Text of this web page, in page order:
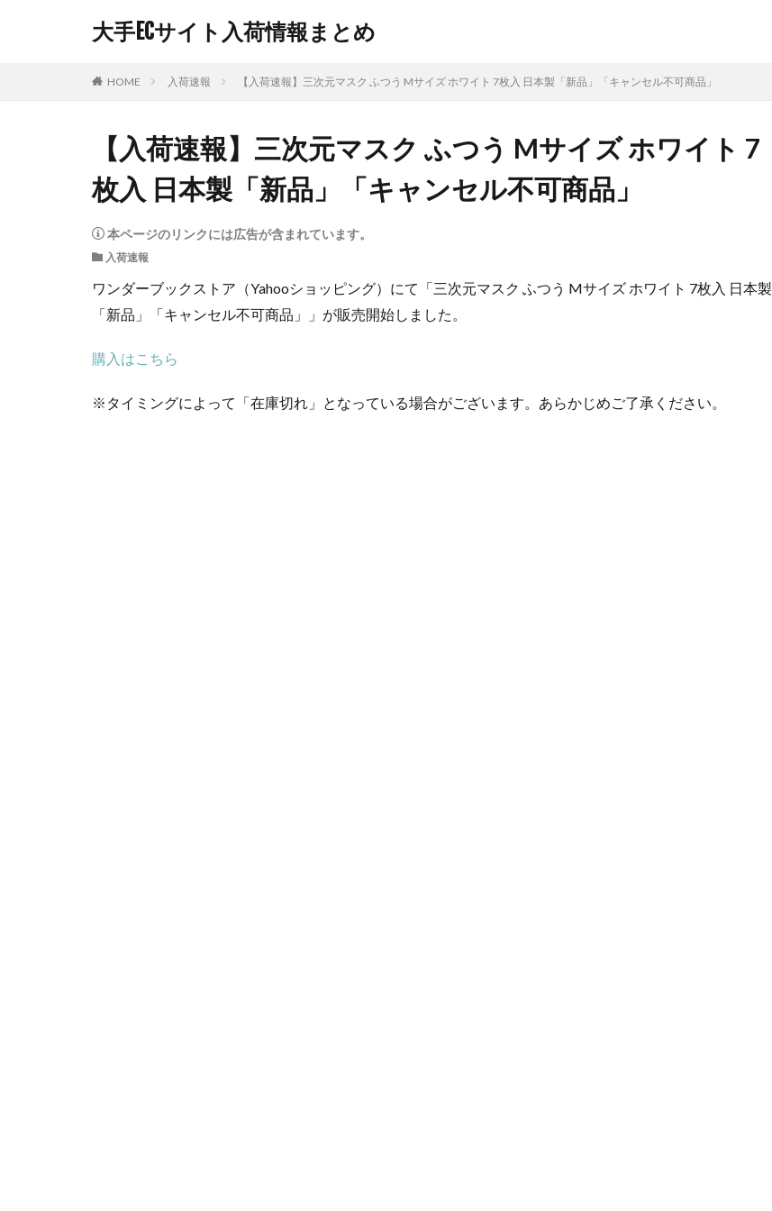
大手ECサイト入荷情報まとめ
HOME 入荷速報 【入荷速報】三次元マスク ふつう Mサイズ ホワイト 7枚入 日本製「新品」「キャンセル不可商品」
【入荷速報】三次元マスク ふつう Mサイズ ホワイト 7
枚入 日本製「新品」「キャンセル不可商品」
本ページのリンクには広告が含まれています。
入荷速報
ワンダーブックストア（Yahooショッピング）にて「三次元マスク ふつう Mサイズ ホワイト 7枚入 日本製
「新品」「キャンセル不可商品」」が販売開始しました。
購入はこちら
※タイミングによって「在庫切れ」となっている場合がございます。あらかじめご了承ください。